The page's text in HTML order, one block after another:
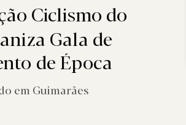
Ciclismo do
Gala de
de Época
em Guimarães